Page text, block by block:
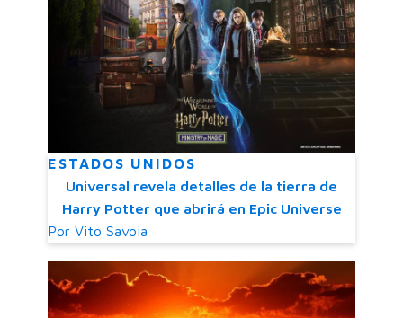
ESTADOS UNIDOS
Universal revela detalles de la tierra de
Harry Potter que abrirá en Epic Universe
Por Vito Savoia